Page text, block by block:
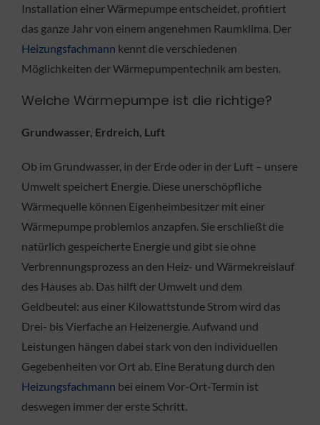
Installation einer Wärmepumpe entscheidet, profitiert
das ganze Jahr von einem angenehmen Raumklima. Der
Heizungsfachmann kennt die verschiedenen
Möglichkeiten der Wärmepumpentechnik am besten.
Welche Wärmepumpe ist die richtige?
Grundwasser, Erdreich, Luft
Ob im Grundwasser, in der Erde oder in der Luft – unsere
Umwelt speichert Energie. Diese unerschöpfliche
Wärmequelle können Eigenheimbesitzer mit einer
Wärmepumpe problemlos anzapfen. Sie erschließt die
natürlich gespeicherte Energie und gibt sie ohne
Verbrennungsprozess an den Heiz- und Wärmekreislauf
des Hauses ab. Das hilft der Umwelt und dem
Geldbeutel: aus einer Kilowattstunde Strom wird das
Drei- bis Vierfache an Heizenergie. Aufwand und
Leistungen hängen dabei stark von den individuellen
Gegebenheiten vor Ort ab. Eine Beratung durch den
Heizungsfachmann bei einem Vor-Ort-Termin ist
deswegen immer der erste Schritt.